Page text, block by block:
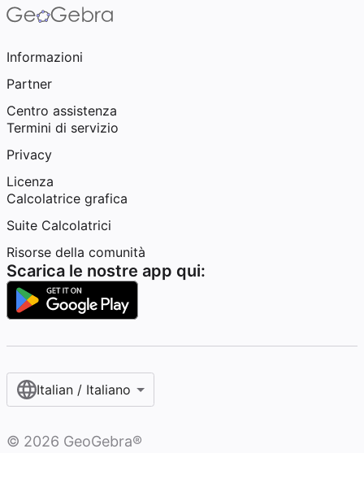
Informazioni
Partner
Centro assistenza
Termini di servizio
Privacy
Licenza
Calcolatrice grafica
Suite Calcolatrici
Risorse della comunità
Scarica le nostre app qui:
Italian / Italiano‎
© 2026 GeoGebra®